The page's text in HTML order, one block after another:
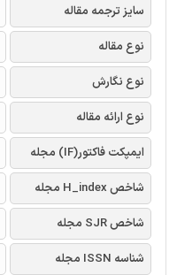
سایز ترجمه مقاله
نوع مقاله
نوع نگارش
نوع ارائه مقاله
ایمپکت فاکتور(IF) مجله
شاخص H_index مجله
شاخص SJR مجله
شناسه ISSN مجله